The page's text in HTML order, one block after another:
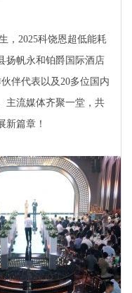
，2025科饶恩超低能耗
扬帆永和铂爵国际酒店
伴代表以及20多位国内
主流媒体齐聚一堂，共
新篇章！